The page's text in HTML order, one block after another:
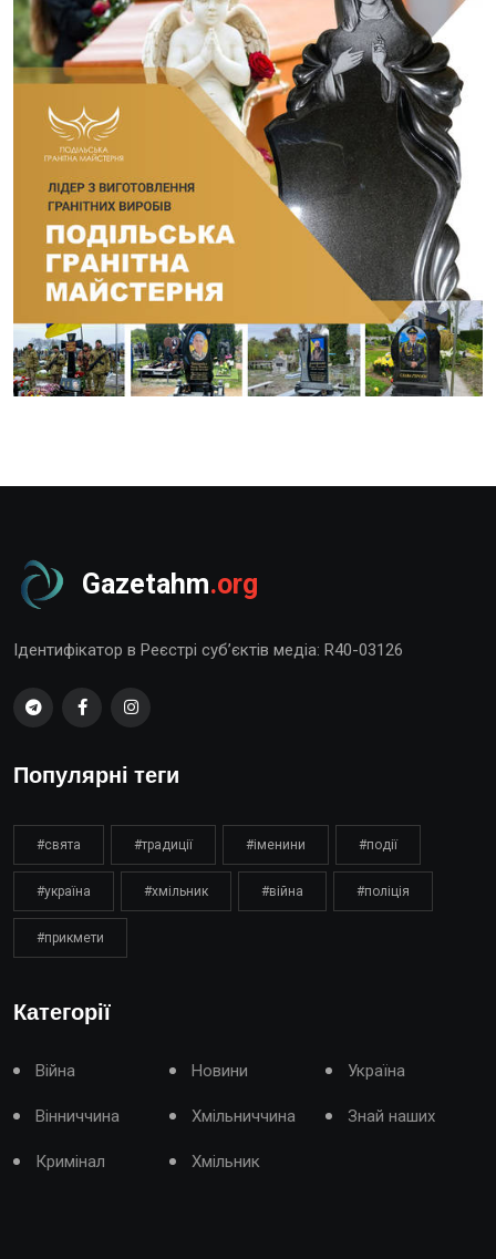
Gazetahm.org
Ідентифікатор в Реєстрі суб’єктів медіа: R40-03126
Популярні теги
#свята #традиції #іменини #події
#україна #хмільник #війна #поліція
#прикмети
Категорії
Війна Новини Україна
Вінниччина Хмільниччина Знай наших
Кримінал Хмільник